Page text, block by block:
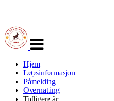
navigasjon
Hjem
Løpsinformasjon
Påmelding
Overnatting
Tidligere år